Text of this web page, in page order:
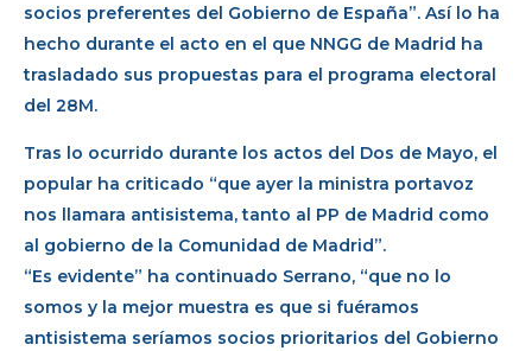
socios preferentes del Gobierno de España”. Así lo ha
hecho durante el acto en el que NNGG de Madrid ha
trasladado sus propuestas para el programa electoral
del 28M.
Tras lo ocurrido durante los actos del Dos de Mayo, el
popular ha criticado “que ayer la ministra portavoz
nos llamara antisistema, tanto al PP de Madrid como
al gobierno de la Comunidad de Madrid”.
“Es evidente” ha continuado Serrano, “que no lo
somos y la mejor muestra es que si fuéramos
antisistema seríamos socios prioritarios del Gobierno